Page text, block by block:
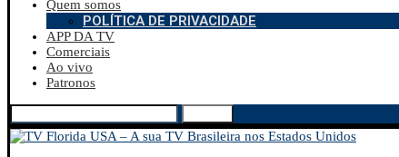
Quem somos
POLÍTICA DE PRIVACIDADE
APP DA TV
Comerciais
Ao vivo
Patronos